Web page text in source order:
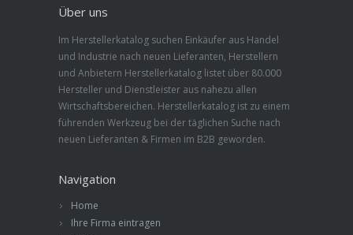
Über uns
Im Herstellerkatalog suchen Einkäufer aus Handel
und Industrie nach neuen Lieferanten, Herstellern
und Anbietern Herstellerkatalog listet über 80.000
Hersteller und Dienstleister aus nahezu allen
Wirtschaftsbereichen. Herstellerkatalog ist zu einem
führenden Werkzeug bei der täglichen Suche nach
neuen Lieferanten & Firmen im B2B geworden.
Navigation
Home
Ihre Firma eintragen